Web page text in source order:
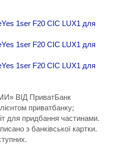
ВІД ПриватБанк
приватбанку;
для придбання частинами.
з банківської картки.